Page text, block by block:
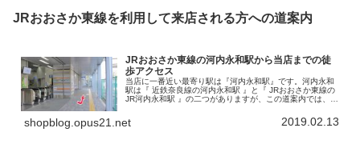
JRおおさか東線を利用して来店される方への道案内
JRおおさか東線の河内永和駅から当店までの徒
歩アクセス
当店に一番近い最寄り駅は『河内永和駅』です。河内永和
駅は『 近鉄奈良線の河内永和駅 』と『 JRおおさか東線の
JR河内永和駅 』の二つがありますが、この道案内では、
shopblog.opus21.net 2019.02.13